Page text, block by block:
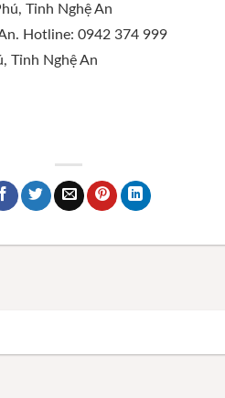
Tỉnh Nghệ An
Hotline: 0942 374 999
Tỉnh Nghệ An